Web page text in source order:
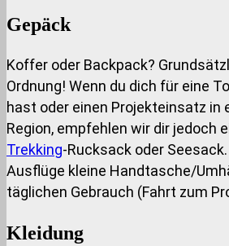
Gepäck
Koffer oder Backpack?
Ordnung! Wenn du dich für eine
hast oder einen Projekteinsatz in
Region, empfehlen wir dir jedoch
Trekking-Rucksack oder
Ausflüge kleine Handtasche/
täglichen Gebrauch (Fahrt zum
Kleidung